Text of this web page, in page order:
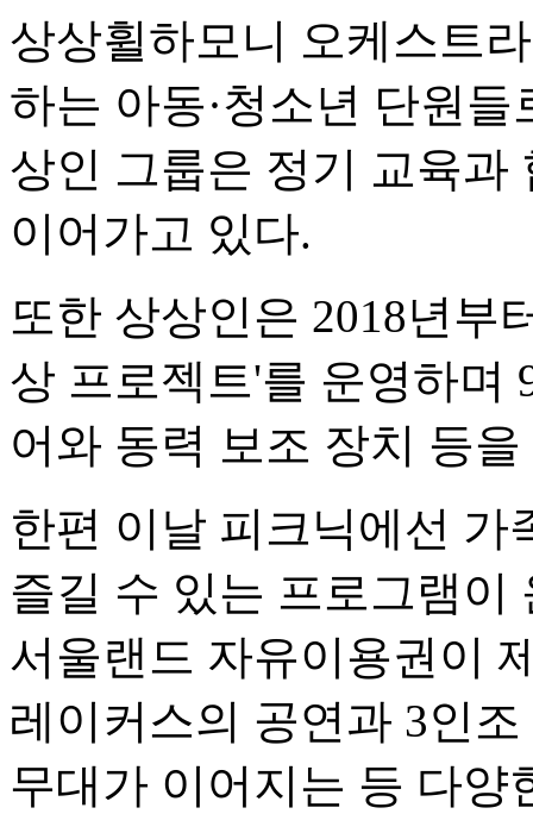
상상휠하모니 오케스트
하는 아동·청소년 단원
상인 그룹은 정기 교육과
이어가고 있다.
또한 상상인은 2018년부
상 프로젝트'를 운영하며
어와 동력 보조 장치 등
한편 이날 피크닉에선 가
즐길 수 있는 프로그램이
서울랜드 자유이용권이
레이커스의 공연과 3인
무대가 이어지는 등 다양